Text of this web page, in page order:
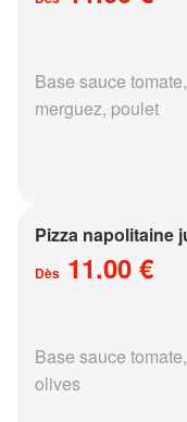
Base sauce
merguez, poulet
Pizza napolitaine
Dès 11.00 €
Base sauce
olives